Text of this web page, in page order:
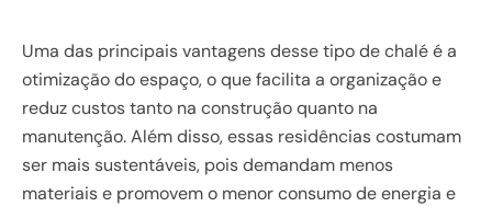
Uma das principais vantagens desse tipo de chalé é a
otimização do espaço, o que facilita a organização e
reduz custos tanto na construção quanto na
manutenção. Além disso, essas residências costumam
ser mais sustentáveis, pois demandam menos
materiais e promovem o menor consumo de energia e